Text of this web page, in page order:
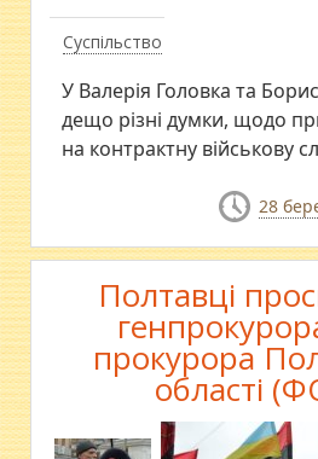
Суспільство
У Валерія Головка та
дещо різні думки, щодо
на контрактну військову
28
Полтавці
прокурора
області